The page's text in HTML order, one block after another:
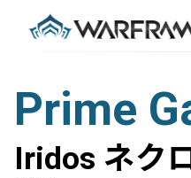
Prime
Iridos ネク